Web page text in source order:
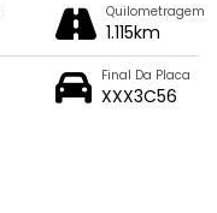
Quilometragem
1.115km
Final Da Placa
XXX3C56